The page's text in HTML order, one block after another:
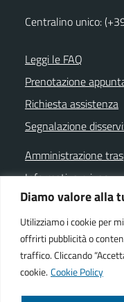
Diamo valore alla
Utilizziamo i cookie per
offrirti pubblicità o
traffico. Cliccando
cookie. Cookie Policy
Centralino unico:
Leggi le FAQ
Prenotazione
Richiesta assistenza
Segnalazione
Amministrazione
Informativa privacy
Note legali
Dichiarazione di
Cookie policy